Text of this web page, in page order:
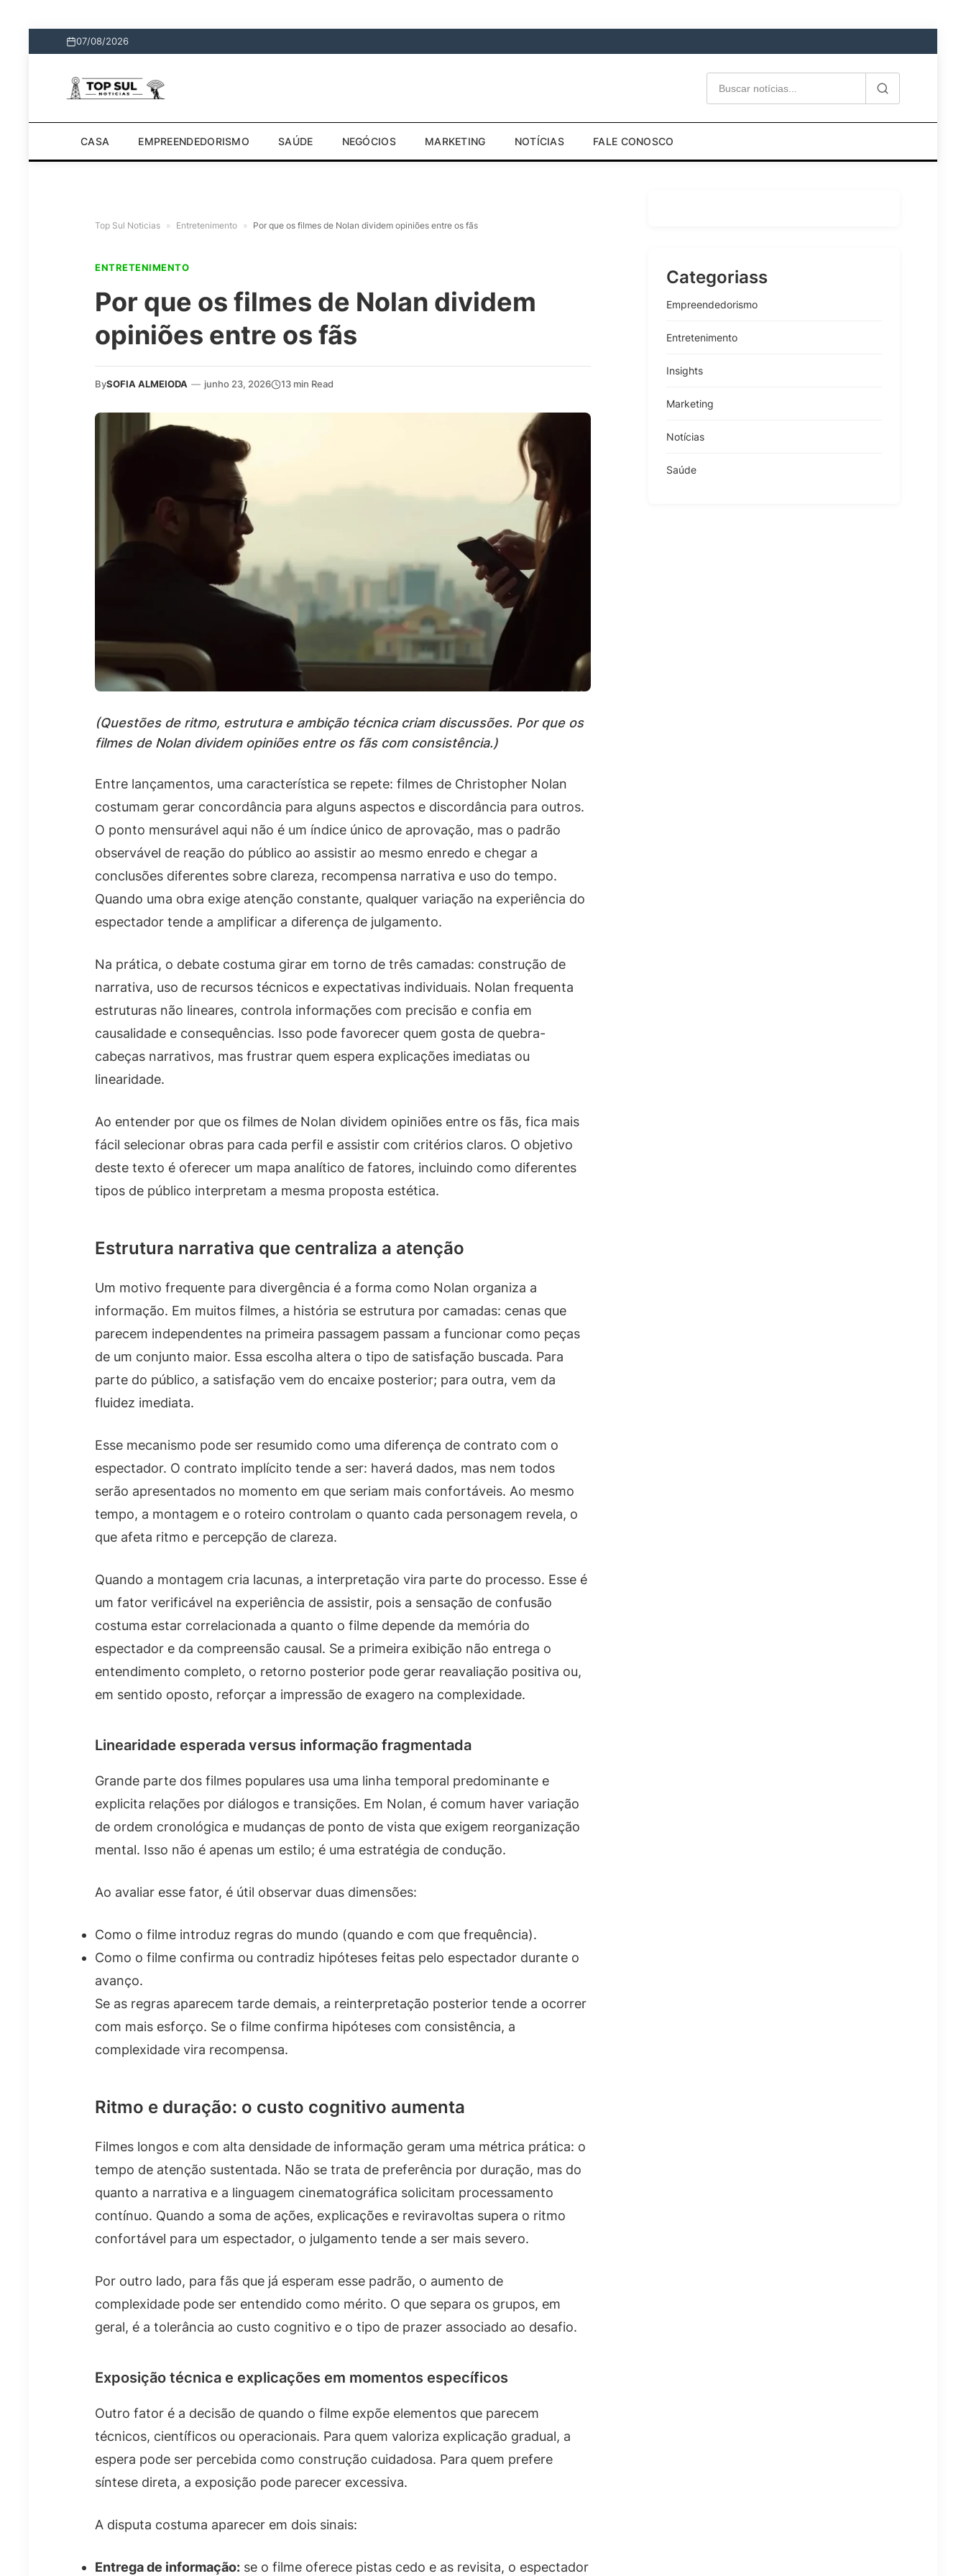
07/08/2026
CASA EMPREENDEDORISMO SAÚDE NEGÓCIOS MARKETING NOTÍCIAS FALE CONOSCO
Top Sul Noticias » Entretenimento » Por que os filmes de Nolan dividem opiniões entre os fãs
ENTRETENIMENTO
Por que os filmes de Nolan dividem
opiniões entre os fãs
BySOFIA ALMEIODA — junho 23, 2026 13 min Read
(Questões de ritmo, estrutura e ambição técnica criam discussões. Por que os
filmes de Nolan dividem opiniões entre os fãs com consistência.)
Entre lançamentos, uma característica se repete: filmes de Christopher Nolan
costumam gerar concordância para alguns aspectos e discordância para outros.
O ponto mensurável aqui não é um índice único de aprovação, mas o padrão
observável de reação do público ao assistir ao mesmo enredo e chegar a
conclusões diferentes sobre clareza, recompensa narrativa e uso do tempo.
Quando uma obra exige atenção constante, qualquer variação na experiência do
espectador tende a amplificar a diferença de julgamento.
Na prática, o debate costuma girar em torno de três camadas: construção de
narrativa, uso de recursos técnicos e expectativas individuais. Nolan frequenta
estruturas não lineares, controla informações com precisão e confia em
causalidade e consequências. Isso pode favorecer quem gosta de quebra-
cabeças narrativos, mas frustrar quem espera explicações imediatas ou
linearidade.
Ao entender por que os filmes de Nolan dividem opiniões entre os fãs, fica mais
fácil selecionar obras para cada perfil e assistir com critérios claros. O objetivo
deste texto é oferecer um mapa analítico de fatores, incluindo como diferentes
tipos de público interpretam a mesma proposta estética.
Estrutura narrativa que centraliza a atenção
Um motivo frequente para divergência é a forma como Nolan organiza a
informação. Em muitos filmes, a história se estrutura por camadas: cenas que
parecem independentes na primeira passagem passam a funcionar como peças
de um conjunto maior. Essa escolha altera o tipo de satisfação buscada. Para
parte do público, a satisfação vem do encaixe posterior; para outra, vem da
fluidez imediata.
Esse mecanismo pode ser resumido como uma diferença de contrato com o
espectador. O contrato implícito tende a ser: haverá dados, mas nem todos
serão apresentados no momento em que seriam mais confortáveis. Ao mesmo
tempo, a montagem e o roteiro controlam o quanto cada personagem revela, o
que afeta ritmo e percepção de clareza.
Quando a montagem cria lacunas, a interpretação vira parte do processo. Esse é
um fator verificável na experiência de assistir, pois a sensação de confusão
costuma estar correlacionada a quanto o filme depende da memória do
espectador e da compreensão causal. Se a primeira exibição não entrega o
entendimento completo, o retorno posterior pode gerar reavaliação positiva ou,
em sentido oposto, reforçar a impressão de exagero na complexidade.
Linearidade esperada versus informação fragmentada
Grande parte dos filmes populares usa uma linha temporal predominante e
explicita relações por diálogos e transições. Em Nolan, é comum haver variação
de ordem cronológica e mudanças de ponto de vista que exigem reorganização
mental. Isso não é apenas um estilo; é uma estratégia de condução.
Ao avaliar esse fator, é útil observar duas dimensões:
Como o filme introduz regras do mundo (quando e com que frequência).
Como o filme confirma ou contradiz hipóteses feitas pelo espectador durante o
avanço.
Se as regras aparecem tarde demais, a reinterpretação posterior tende a ocorrer
com mais esforço. Se o filme confirma hipóteses com consistência, a
complexidade vira recompensa.
Ritmo e duração: o custo cognitivo aumenta
Filmes longos e com alta densidade de informação geram uma métrica prática: o
tempo de atenção sustentada. Não se trata de preferência por duração, mas do
quanto a narrativa e a linguagem cinematográfica solicitam processamento
contínuo. Quando a soma de ações, explicações e reviravoltas supera o ritmo
confortável para um espectador, o julgamento tende a ser mais severo.
Por outro lado, para fãs que já esperam esse padrão, o aumento de
complexidade pode ser entendido como mérito. O que separa os grupos, em
geral, é a tolerância ao custo cognitivo e o tipo de prazer associado ao desafio.
Exposição técnica e explicações em momentos específicos
Outro fator é a decisão de quando o filme expõe elementos que parecem
técnicos, científicos ou operacionais. Para quem valoriza explicação gradual, a
espera pode ser percebida como construção cuidadosa. Para quem prefere
síntese direta, a exposição pode parecer excessiva.
A disputa costuma aparecer em dois sinais:
Entrega de informação: se o filme oferece pistas cedo e as revisita, o espectador
Categoriass
Empreendedorismo
Entretenimento
Insights
Marketing
Notícias
Saúde